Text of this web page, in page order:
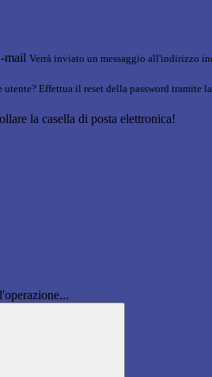
mail Verrà inviato un messaggio all'indirizzo
utente? Effettua il reset della password tramite la
la casella di posta elettronica!